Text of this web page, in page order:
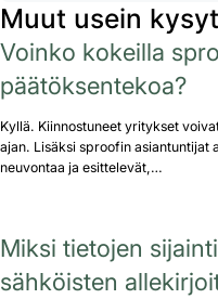
Muut usein
Voinko kokeilla
päätöksentekoa?
Kyllä. Kiinnostuneet yritykset
ajan. Lisäksi sproofin asiantuntijat
neuvontaa ja esittelevät,…
Miksi tietojen
sähköisten